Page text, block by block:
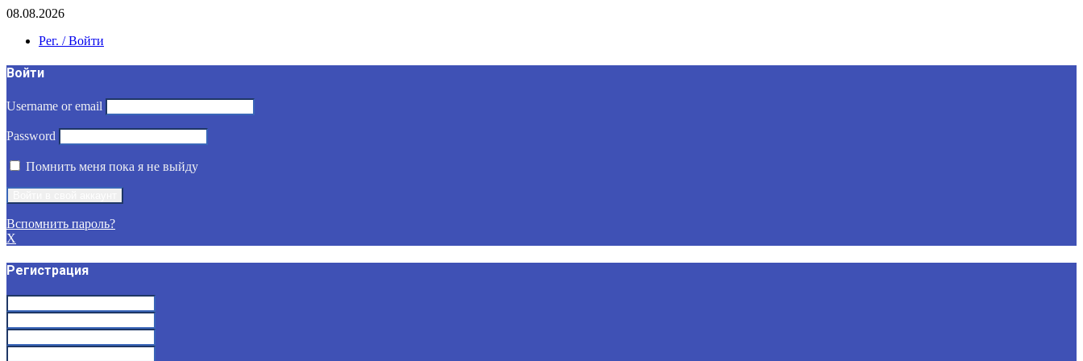
08.08.2026
Рег. / Войти
Войти
Username or email
Password
Помнить меня пока я не выйду
Вспомнить пароль?
X
Регистрация